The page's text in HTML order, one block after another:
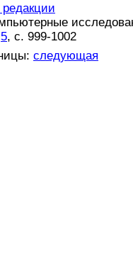
5, с. 999-1002
следующая